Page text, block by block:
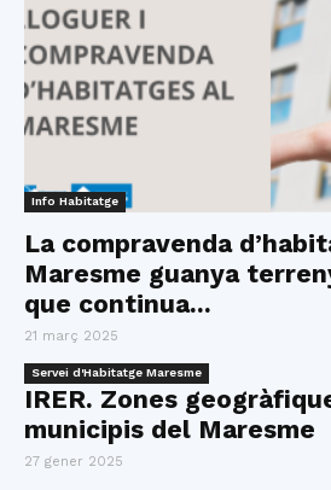
Info Habitatge
La compravenda
Maresme guanya
que continua...
21 març 2025
Servei d'Habitatge Maresme
IRER. Zones
municipis del Maresme
27 gener 2025